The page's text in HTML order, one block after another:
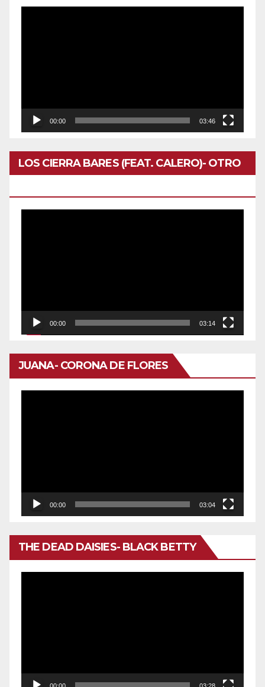
00:00 03:46
LOS CIERRA BARES (FEAT. CALERO)- OTRO
00:00 03:14
JUANA- CORONA DE FLORES
00:00 03:04
THE DEAD DAISIES- BLACK BETTY